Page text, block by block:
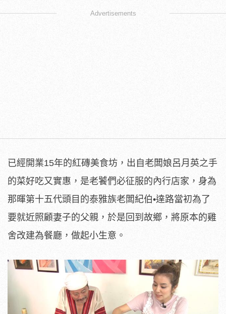
Advertisements
已經開業15年的紅磚美食坊，出自老闆娘呂月英之手
的菜好吃又實惠，是老饕們必征服的內行店家，身為
那暉第十五代頭目的泰雅族老闆紀伯•達路當初為了
要就近照顧妻子的父親，於是回到故鄉，將原本的雞
舍改建為餐廳，做起小生意。